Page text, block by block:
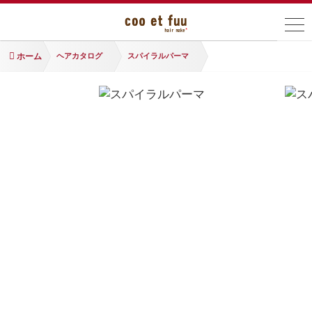
ホーム ヘアカタログ スパイラルパーマ